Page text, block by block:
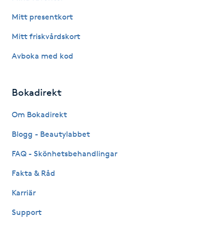
Hot Stone Massage
Hudvård
Hyaluronsyra
Hypnos
Mitt presentkort
Mitt friskvårdskort
Avboka med kod
Bokadirekt
Om Bokadirekt
Blogg - Beautylabbet
FAQ - Skönhetsbehandlingar
Fakta & Råd
Karriär
Support